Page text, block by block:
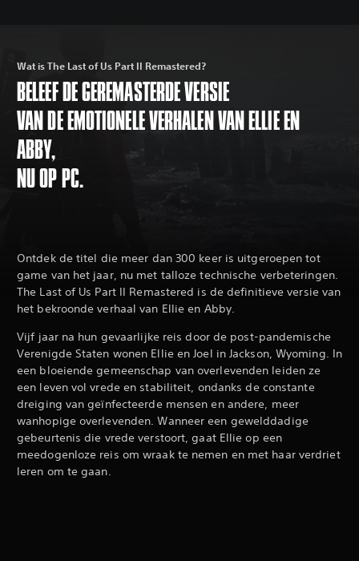
Wat is The Last of Us Part II Remastered?
BELEEF DE GEREMASTERDE VERSIE
VAN DE EMOTIONELE VERHALEN VAN ELLIE EN
ABBY,
NU OP PC.
Ontdek de titel die meer dan 300 keer is uitgeroepen tot
game van het jaar, nu met talloze technische verbeteringen.
The Last of Us Part II Remastered is de definitieve versie van
het bekroonde verhaal van Ellie en Abby.
Vijf jaar na hun gevaarlijke reis door de post-pandemische
Verenigde Staten wonen Ellie en Joel in Jackson, Wyoming. In
een bloeiende gemeenschap van overlevenden leiden ze
een leven vol vrede en stabiliteit, ondanks de constante
dreiging van geïnfecteerde mensen en andere, meer
wanhopige overlevenden. Wanneer een gewelddadige
gebeurtenis die vrede verstoort, gaat Ellie op een
meedogenloze reis om wraak te nemen en met haar verdriet
leren om te gaan.